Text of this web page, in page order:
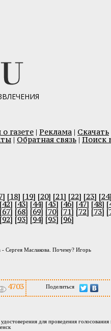
газете | Реклама | Скачать
| Обратная связь | Поиск
[18] [19] [20] [21] [22] [23]
[42] [43] [44] [45] [46] [47] [48]
[67] [68] [69] [70] [71] [72] [73]
[92] [93] [94] [95] [96]
- Сергея Маслакова. Почему? Игорь
4703 Поделиться
для проведения голосования